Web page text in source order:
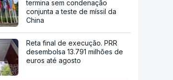
termina sem condenação
conjunta a teste de míssil da
China
Reta final de execução. PRR
desembolsa 13.791 milhões de
euros até agosto